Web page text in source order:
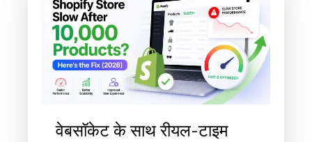
वेबसॉकेट के साथ रीयल-टाइम